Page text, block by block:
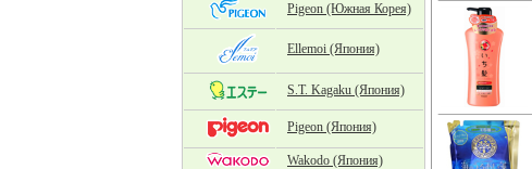
Pigeon (Южная Корея)
Ellemoi (Япония)
S.T. Kagaku (Япония)
Pigeon (Япония)
Wakodo (Япония)